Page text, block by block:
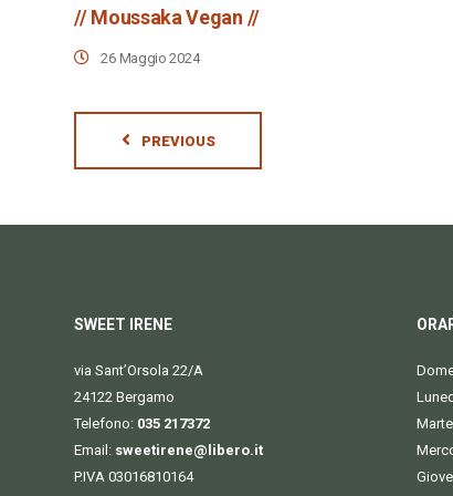
// Moussaka Vegan //
26 Maggio 2024
PREVIOUS
SWEET IRENE
via Sant’Orsola 22/A
24122 Bergamo
Telefono: 035 217372
Email: sweetirene@libero.it
P.IVA 03016810164